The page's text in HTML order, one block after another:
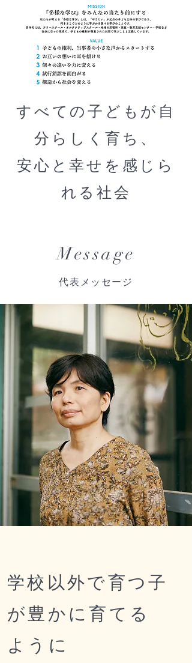
すべての子どもが自
分らしく育ち、
​安心と幸せを感じら
れる社会
Message
代表メッセージ
学校以外で育つ子
が​豊かに育てる
ように